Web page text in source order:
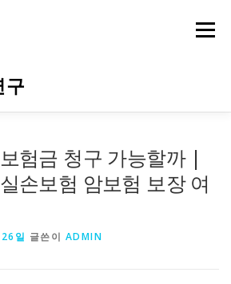
구
메뉴
험금 청구 가능할까 |
손보험 암보험 보장 여
일 글쓴이 ADMIN